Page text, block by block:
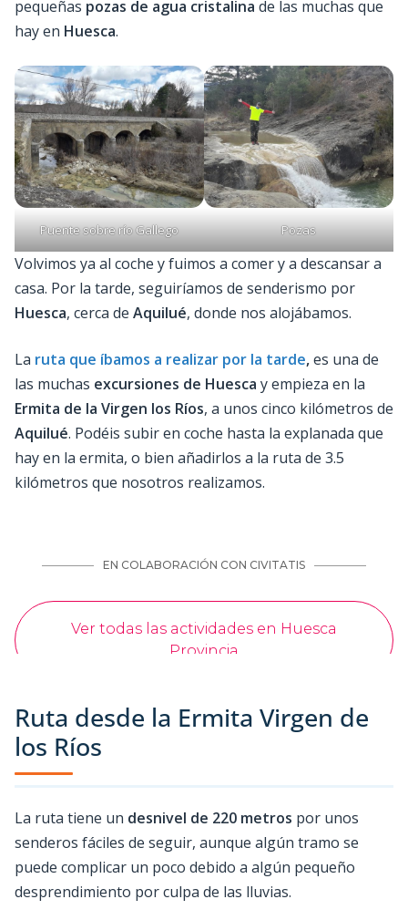
pequeñas pozas de agua cristalina de las muchas que
hay en Huesca.
Puente sobre río Gallego Pozas
Volvimos ya al coche y fuimos a comer y a descansar a
casa. Por la tarde, seguiríamos de senderismo por
Huesca, cerca de Aquilué, donde nos alojábamos.
La ruta que íbamos a realizar por la tarde,es una de
las muchas excursiones de Huesca y empieza en la
Ermita de la Virgen los Ríos, a unos cinco kilómetros de
Aquilué. Podéis subir en coche hasta la explanada que
hay en la ermita, o bien añadirlos a la ruta de 3.5
kilómetros que nosotros realizamos.
Ruta desde la Ermita Virgen de
los Ríos
La ruta tiene un desnivel de 220 metros por unos
senderos fáciles de seguir, aunque algún tramo se
puede complicar un poco debido a algún pequeño
desprendimiento por culpa de las lluvias.